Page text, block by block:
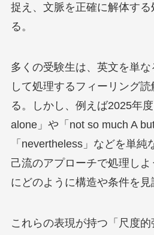
捉え、文脈を正確に解体す
る。
多くの受験生は、英文を単
して処理するフィーリング
る。しかし、例えば2025年
alone」や「not so much A
「nevertheless」などを単純
己流のアプローチで処理し
にどのように構造や条件を見
これらの表現が持つ「尺度